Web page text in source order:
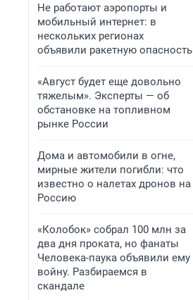
Не работают аэропорты и
мобильный интернет: в
нескольких регионах
объявили ракетную опасность
«Август будет еще довольно
тяжелым». Эксперты — об
обстановке на топливном
рынке России
Дома и автомобили в огне,
мирные жители погибли: что
известно о налетах дронов на
Россию
«Колобок» собрал 100 млн за
два дня проката, но фанаты
Человека-паука объявили ему
войну. Разбираемся в
скандале